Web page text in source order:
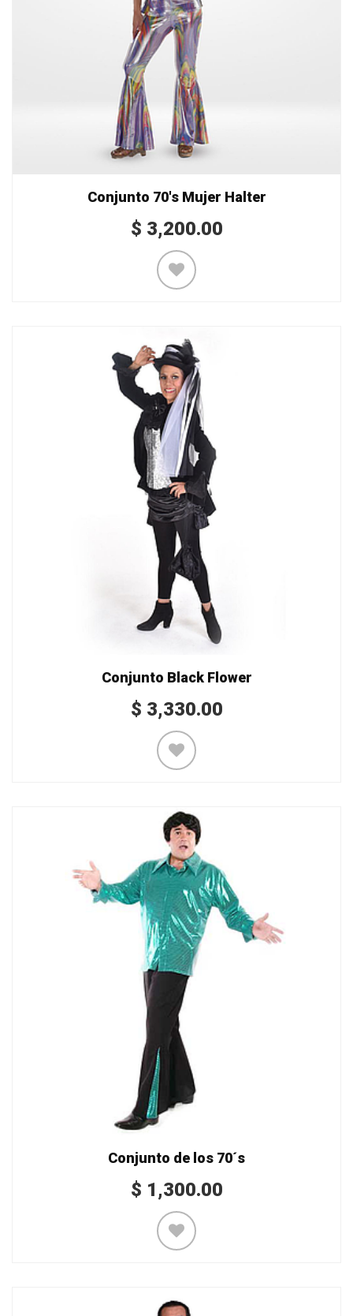
Conjunto 70's Mujer Halter
$ 3,200.00
Conjunto Black Flower
$ 3,330.00
Conjunto de los 70´s
$ 1,300.00